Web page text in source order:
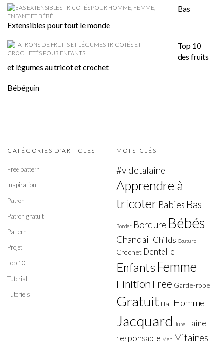
Bas
Extensibles pour tout le monde
Top 10
des fruits
et légumes au tricot et crochet
Bébéguin
CATÉGORIES D’ARTICLES
Free pattern
Inspiration
Patron
Patron gratuit
Pattern
Projet
Top 10
Tutorial
Tutoriels
MOTS-CLÉS
#videtalaine
Apprendre à
tricoter Babies Bas
Border Bordure Bébés
Chandail Childs Couture
Crochet Dentelle
Enfants Femme
Finition Free Garde-robe
Gratuit Hat Homme
Jacquard Jupe Laine
responsable Men Mitaines